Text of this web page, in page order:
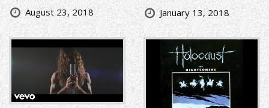
August 23, 2018 January 13, 2018